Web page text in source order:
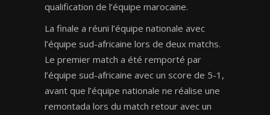
qualification de l’équipe marocaine.
La finale a réuni l’équipe nationale avec
l’équipe sud-africaine lors de deux matchs.
Le premier match a été remporté par
l’équipe sud-africaine avec un score de 5-1,
avant que l’équipe nationale ne réalise une
remontada lors du match retour avec un